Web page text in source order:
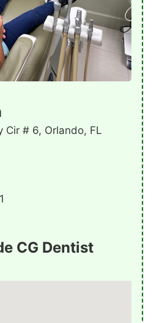
Cir # 6, Orlando, FL
CG Dentist